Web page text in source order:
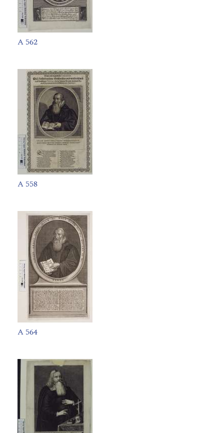
A 562
A 558
A 564